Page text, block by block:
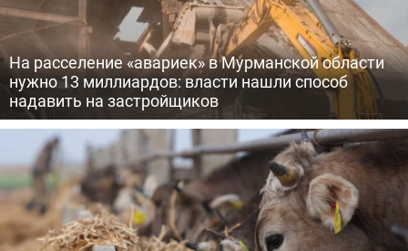
На расселение «авариек» в Мурманской области
нужно 13 миллиардов: власти нашли способ
надавить на застройщиков